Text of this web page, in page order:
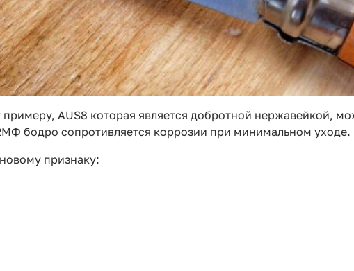
AUS8 которая является добротной нержавейкой,
бодро сопротивляется коррозии при минимальном уходе.
признаку: